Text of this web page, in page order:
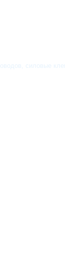
силовые